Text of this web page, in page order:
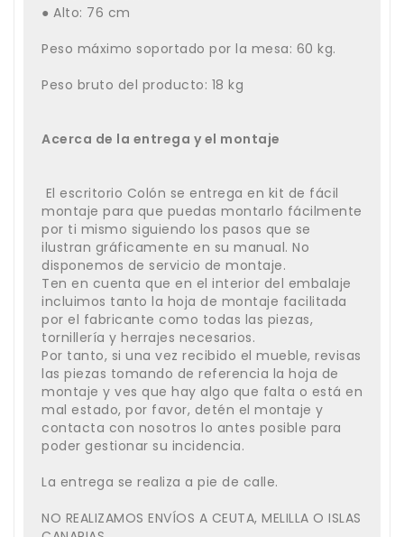
● Alto: 76 cm
Peso máximo soportado por la mesa: 60 kg.
Peso bruto del producto: 18 kg
Acerca de la entrega y el montaje
El escritorio Colón se entrega en kit de fácil
montaje para que puedas montarlo fácilmente
por ti mismo siguiendo los pasos que se
ilustran gráficamente en su manual. No
disponemos de servicio de montaje.
Ten en cuenta que en el interior del embalaje
incluimos tanto la hoja de montaje facilitada
por el fabricante como todas las piezas,
tornillería y herrajes necesarios.
Por tanto, si una vez recibido el mueble, revisas
las piezas tomando de referencia la hoja de
montaje y ves que hay algo que falta o está en
mal estado, por favor, detén el montaje y
contacta con nosotros lo antes posible para
poder gestionar su incidencia.
La entrega se realiza a pie de calle.
NO REALIZAMOS ENVÍOS A CEUTA, MELILLA O ISLAS